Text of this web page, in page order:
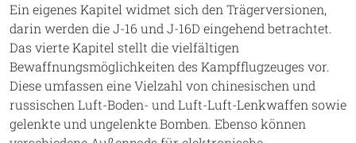
Ein eigenes Kapitel widmet sich den Trägerversionen,
darin werden die J-16 und J-16D eingehend betrachtet.
Das vierte Kapitel stellt die vielfältigen
Bewaffnungsmöglichkeiten des Kampfflugzeuges vor.
Diese umfassen eine Vielzahl von chinesischen und
russischen Luft-Boden- und Luft-Luft-Lenkwaffen sowie
gelenkte und ungelenkte Bomben. Ebenso können